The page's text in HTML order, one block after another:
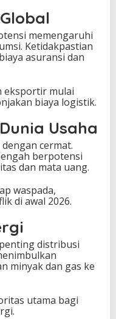
memengaruhi
Ketidakpastian
asuransi dan
eksportir mulai
biaya logistik.
Usaha
cermat.
berpotensi
dan mata uang.
waspada,
di awal 2026.
distribusi
minyak dan gas ke
utama bagi